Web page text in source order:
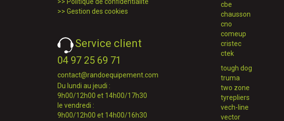
>> Politique de confidentialité
>> Gestion des cookies
Service client
04 97 25 69 71
contact@randoequipement.com
Du lundi au jeudi :
9h00/12h00 et 14h00/17h30
le vendredi :
9h00/12h00 et 14h00/16h30
cbe
chausson
cno
comeup
cristec
ctek
tough dog
truma
two zone
tyrepliers
vech-line
vector